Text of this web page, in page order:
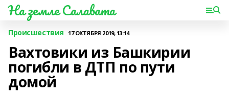
На земле Салавата
Происшествия 17 ОКТЯБРЯ 2019, 13:14
Вахтовики из Башкирии
погибли в ДТП по пути
домой